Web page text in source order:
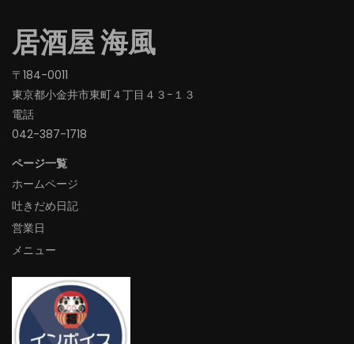
居酒屋 海風
〒184-0011
東京都小金井市東町４丁目４３−１３
電話
042-387-1718‬
ページ一覧
ホームページ
吐きだめ日記
営業日
メニュー